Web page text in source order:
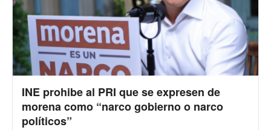
INE prohibe al PRI que se expresen de
morena como “narco gobierno o narco
políticos”